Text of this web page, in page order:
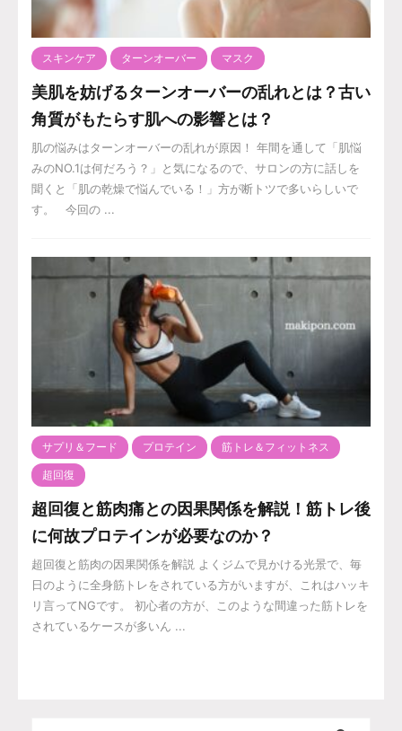
スキンケア ターンオーバー マスク
美肌を妨げるターンオーバーの乱れとは？古い
角質がもたらす肌への影響とは？
肌の悩みはターンオーバーの乱れが原因！ 年間を通して「肌悩
みのNO.1は何だろう？」と気になるので、サロンの方に話しを
聞くと「肌の乾燥で悩んでいる！」方が断トツで多いらしいで
す。 今回の ...
サプリ＆フード プロテイン 筋トレ＆フィットネス
超回復
超回復と筋肉痛との因果関係を解説！筋トレ後
に何故プロテインが必要なのか？
超回復と筋肉の因果関係を解説 よくジムで見かける光景で、毎
日のように全身筋トレをされている方がいますが、これはハッキ
リ言ってNGです。 初心者の方が、このような間違った筋トレを
されているケースが多いん ...